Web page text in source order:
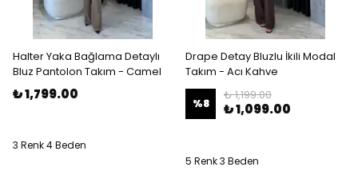
Halter Yaka Bağlama Detaylı
Bluz Pantolon Takım - Camel
₺ 1,799.00
3 Renk 4 Beden
Drape Detay Bluzlu İkili Modal
Takım - Acı Kahve
%8
₺ 1,199.00
₺ 1,099.00
5 Renk 3 Beden